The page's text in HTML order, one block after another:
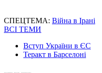
СПЕЦТЕМА: Війна в Ірані
ВСІ ТЕМИ
Вступ України в ЄС
Теракт в Барселоні